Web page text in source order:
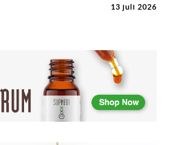
13 juli 2026